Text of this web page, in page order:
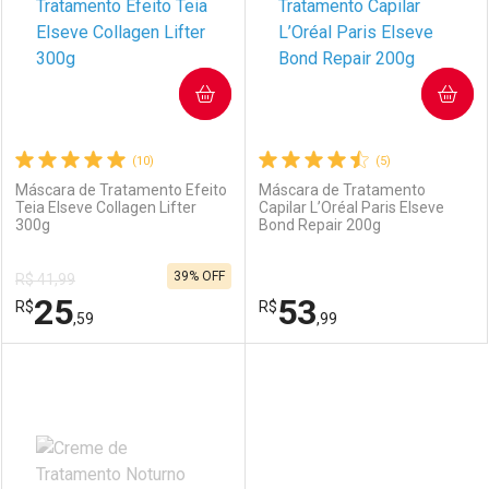
(10)
Máscara de Tratamento Efeito
Teia Elseve Collagen Lifter
300g
R$ 41,99
R$25,59
39% OFF
COMPRAR
Laboratório
Por Menos
(5)
Máscara de Tratamento
Capilar L’Oréal Paris Elseve
Bond Repair 200g
R$53,99
COMPRAR